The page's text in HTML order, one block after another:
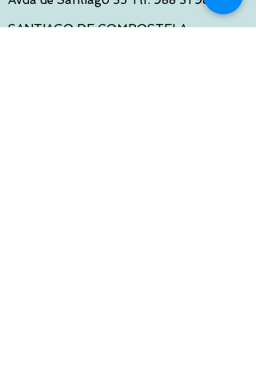
SANTIAGO DE COMPOSTELA